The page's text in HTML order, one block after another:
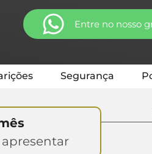
Entre no nosso
Segurança